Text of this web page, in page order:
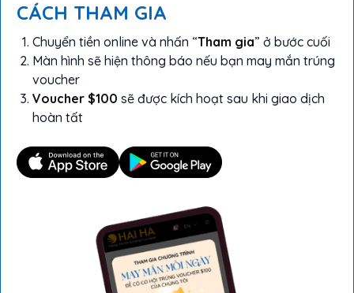
CÁCH THAM GIA
Chuyển tiền online và nhấn “Tham gia” ở bước cuối
Màn hình sẽ hiện thông báo nếu bạn may mắn trúng
voucher
Voucher $100 sẽ được kích hoạt sau khi giao dịch
hoàn tất